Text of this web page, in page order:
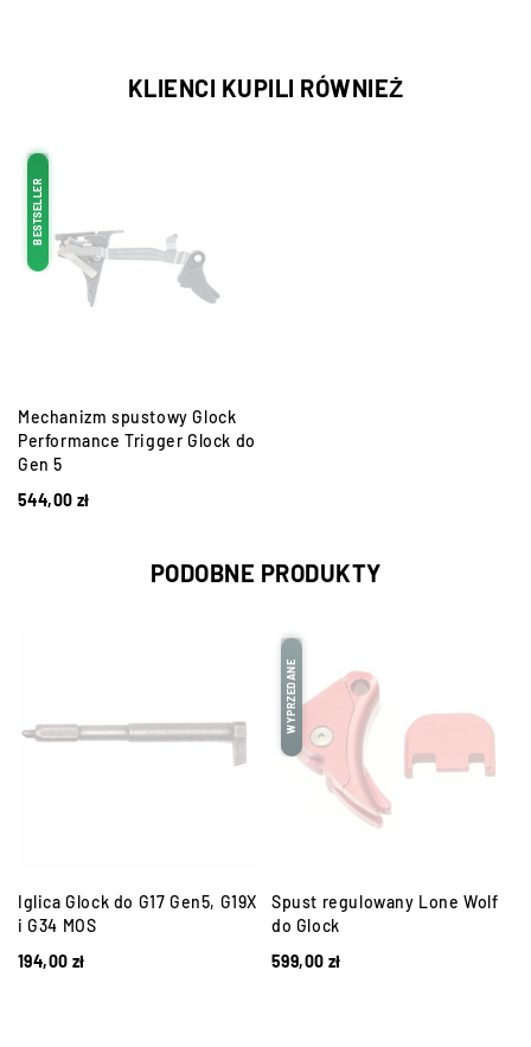
KLIENCI KUPILI RÓWNIEŻ
BESTSELLER
Mechanizm spustowy Glock
Performance Trigger Glock do
Gen 5
544,00 zł
PODOBNE PRODUKTY
Iglica Glock do G17 Gen5, G19X
i G34 MOS
194,00 zł
WYPRZEDANE
Spust regulowany Lone Wolf
do Glock
599,00 zł